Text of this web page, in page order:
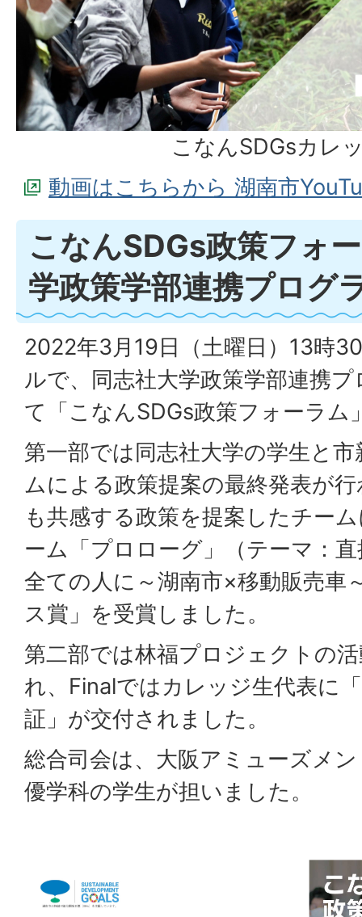
こなんSDGsカレ
動画はこちらから 湖南市
こなんSDGs政策フォ
学政策学部連携プログ
2022年3月19日（土曜日）13時
ルで、同志社大学政策学部連携
て「こなんSDGs政策フォーラム
第一部では同志社大学の学生と
ムによる政策提案の最終発表が
も共感する政策を提案したチー
ーム「プロローグ」（テーマ：
全ての人に～湖南市×移動販売車
ス賞」を受賞しました。
第二部では林福プロジェクトの
れ、Finalではカレッジ生代表に
証」が交付されました。
総合司会は、大阪アミューズメ
優学科の学生が担いました。